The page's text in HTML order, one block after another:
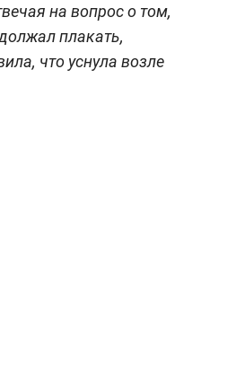
на вопрос о том,
плакать,
что уснула возле